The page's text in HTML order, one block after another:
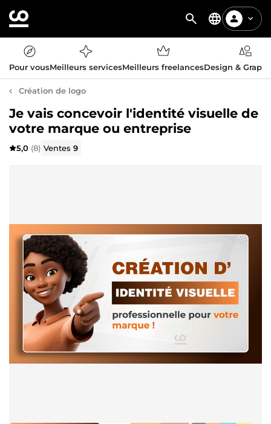
Pour vousMeilleurs servicesMeilleurs freelancesDesign &
Création de logo
Je vais concevoir l'identité visuelle de
votre marque ou entreprise
5,0 (8) Ventes9